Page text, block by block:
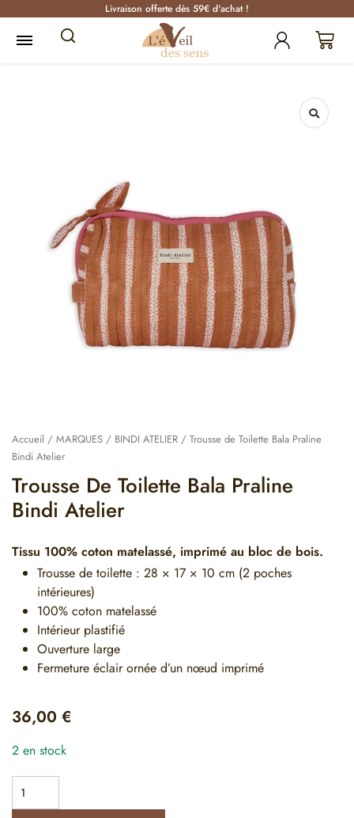
Livraison offerte dès 59€ d'achat !
Accueil / MARQUES / BINDI ATELIER / Trousse de Toilette Bala Praline
Bindi Atelier
Trousse De Toilette Bala Praline
Bindi Atelier
Tissu 100% coton matelassé, imprimé au bloc de bois.
Trousse de toilette : 28 × 17 × 10 cm (2 poches
intérieures)
100% coton matelassé
Intérieur plastifié
Ouverture large
Fermeture éclair ornée d’un nœud imprimé
36,00 €
2 en stock